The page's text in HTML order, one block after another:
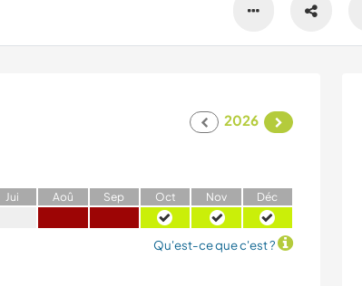
2026
Jui Aoû Sep Oct Nov Déc
Qu'est-ce que c'est ?